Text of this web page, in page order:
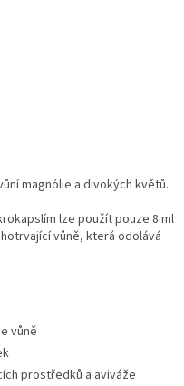
magnólie a divokých květů.
lze použít pouze 8 ml
vůně, která odolává
vůně
prostředků a aviváže